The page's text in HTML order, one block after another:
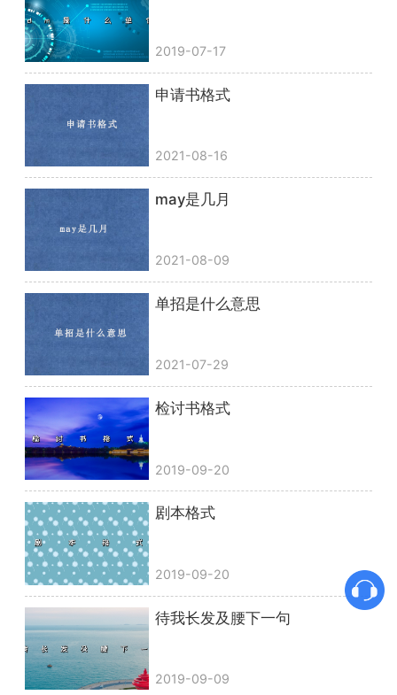
2019-07-17
申请书格式
2021-08-16
may是几月
2021-08-09
单招是什么意思
2021-07-29
检讨书格式
2019-09-20
剧本格式
2019-09-20
待我长发及腰下一句
2019-09-09